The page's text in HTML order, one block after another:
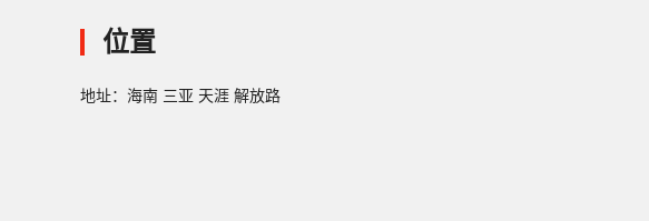
位置
地址：海南 三亚 天涯 解放路